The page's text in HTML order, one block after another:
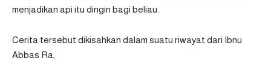
menjadikan api itu dingin bagi beliau.
Cerita tersebut dikisahkan dalam suatu riwayat dari Ibnu
Abbas Ra,